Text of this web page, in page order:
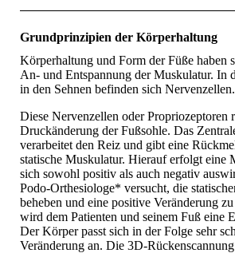
Grundprinzipien der Körperhaltung
Körperhaltung und Form der Füße haben
An- und Ent­spannung der Muskulatur. In
in den Sehnen befinden sich Nervenzellen.
Diese Nervenzellen oder Propriozeptoren
Druckänderung der Fußsohle. Das
verarbeitet den Reiz und gibt eine
statische Muskulatur. Hierauf erfolgt eine
sich sowohl positiv als auch negativ
Podo-Orthesiologe* versucht, die
beheben und eine positive Veränderung
wird dem Patienten und seinem Fuß eine
Der Körper passt sich in der Folge sehr
Veränderung an. Die 3D-